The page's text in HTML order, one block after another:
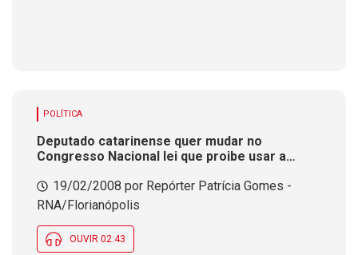
POLÍTICA
Deputado catarinense quer mudar no
Congresso Nacional lei que proibe usar a
de produtos
19/02/2008 por Repórter Patrícia Gomes -
RNA/Florianópolis
OUVIR 02:43